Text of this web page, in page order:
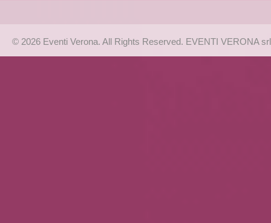
© 2026 Eventi Verona. All Rights Reserved. EVENTI VERONA